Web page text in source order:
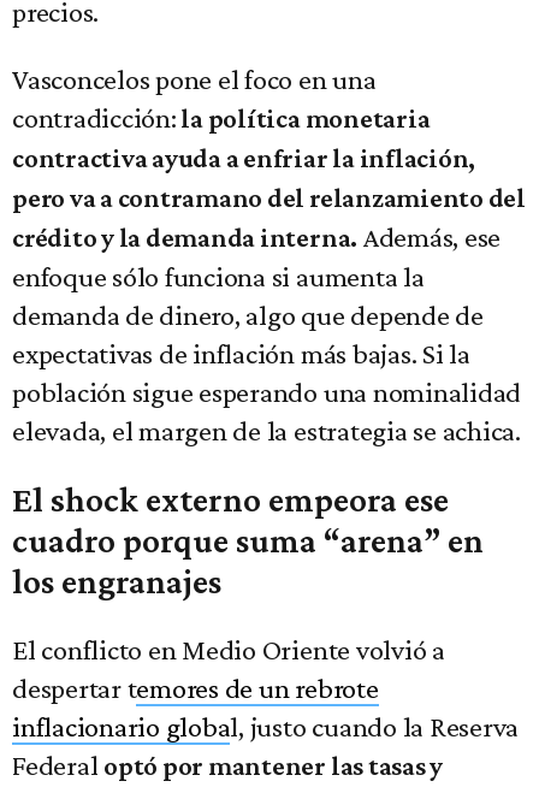
precios.
Vasconcelos pone el foco en una
contradicción: la política monetaria
contractiva ayuda a enfriar la inflación,
pero va a contramano del relanzamiento del
crédito y la demanda interna. Además, ese
enfoque sólo funciona si aumenta la
demanda de dinero, algo que depende de
expectativas de inflación más bajas. Si la
población sigue esperando una nominalidad
elevada, el margen de la estrategia se achica.
El shock externo empeora ese
cuadro porque suma “arena” en
los engranajes
El conflicto en Medio Oriente volvió a
despertar temores de un rebrote
inflacionario global, justo cuando la Reserva
Federal optó por mantener las tasas y